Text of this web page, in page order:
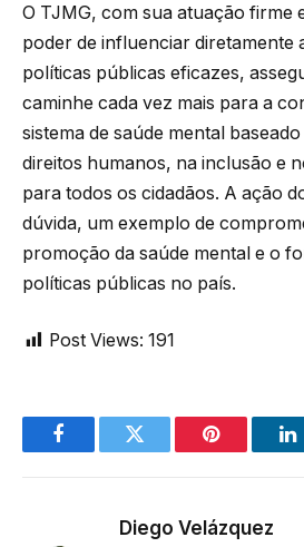
O TJMG, com sua atuação firme
poder de influenciar diretamente
políticas públicas eficazes,
caminhe cada vez mais para a
sistema de saúde mental
direitos humanos, na inclusão e
para todos os cidadãos. A ação
dúvida, um exemplo de
promoção da saúde mental e o
políticas públicas no país.
Post Views: 191
FacebookTwitter Pinterest
Diego Velázquez